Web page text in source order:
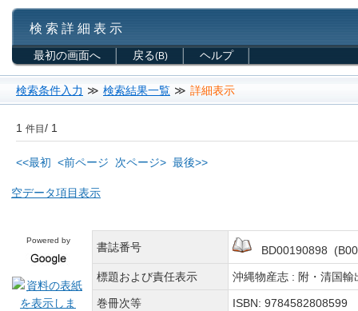
検 索 詳 細 表 示
最初の画面へ 戻る(B) ヘルプ
検索条件入力 ≫ 検索結果一覧 ≫ 詳細表示
1 件目/ 1
<<最初 <前ページ 次ページ> 最後>>
空データ項目表示
Powered by
書誌番号 BD00190898
標題および責任表示 沖縄物産志 : 附・清国
巻冊次等 ISBN: